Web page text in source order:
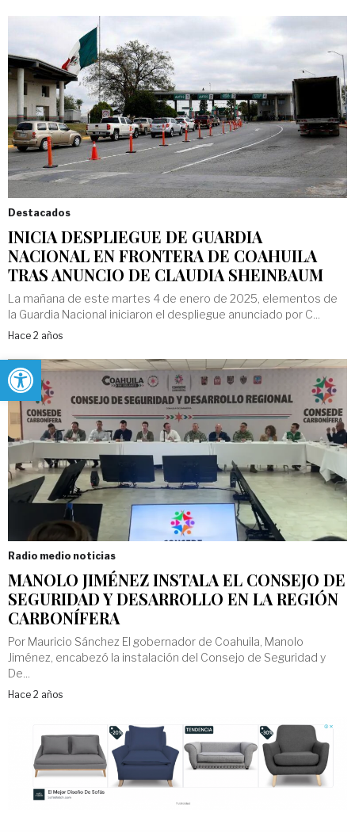
Abrir barra de herramientas
Destacados
INICIA DESPLIEGUE DE GUARDIA
NACIONAL EN FRONTERA DE COAHUILA
TRAS ANUNCIO DE CLAUDIA SHEINBAUM
La mañana de este martes 4 de enero de 2025, elementos de
la Guardia Nacional iniciaron el despliegue anunciado por C...
Hace 2 años
Radio medio noticias
MANOLO JIMÉNEZ INSTALA EL CONSEJO DE
SEGURIDAD Y DESARROLLO EN LA REGIÓN
CARBONÍFERA
Por Mauricio Sánchez El gobernador de Coahuila, Manolo
Jiménez, encabezó la instalación del Consejo de Seguridad y
De...
Hace 2 años